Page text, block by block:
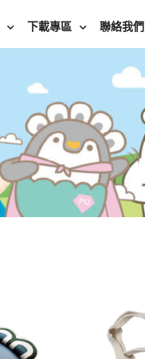
下載專區 聯絡我們